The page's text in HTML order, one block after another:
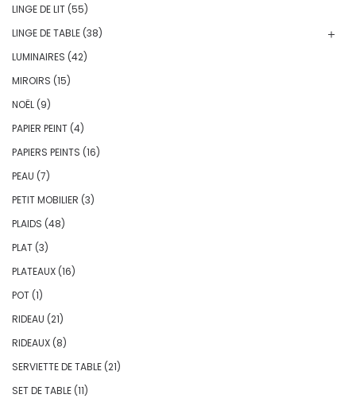
LINGE DE LIT (55)
LINGE DE TABLE (38)
LUMINAIRES (42)
MIROIRS (15)
NOËL (9)
PAPIER PEINT (4)
PAPIERS PEINTS (16)
PEAU (7)
PETIT MOBILIER (3)
PLAIDS (48)
PLAT (3)
PLATEAUX (16)
POT (1)
RIDEAU (21)
RIDEAUX (8)
SERVIETTE DE TABLE (21)
SET DE TABLE (11)